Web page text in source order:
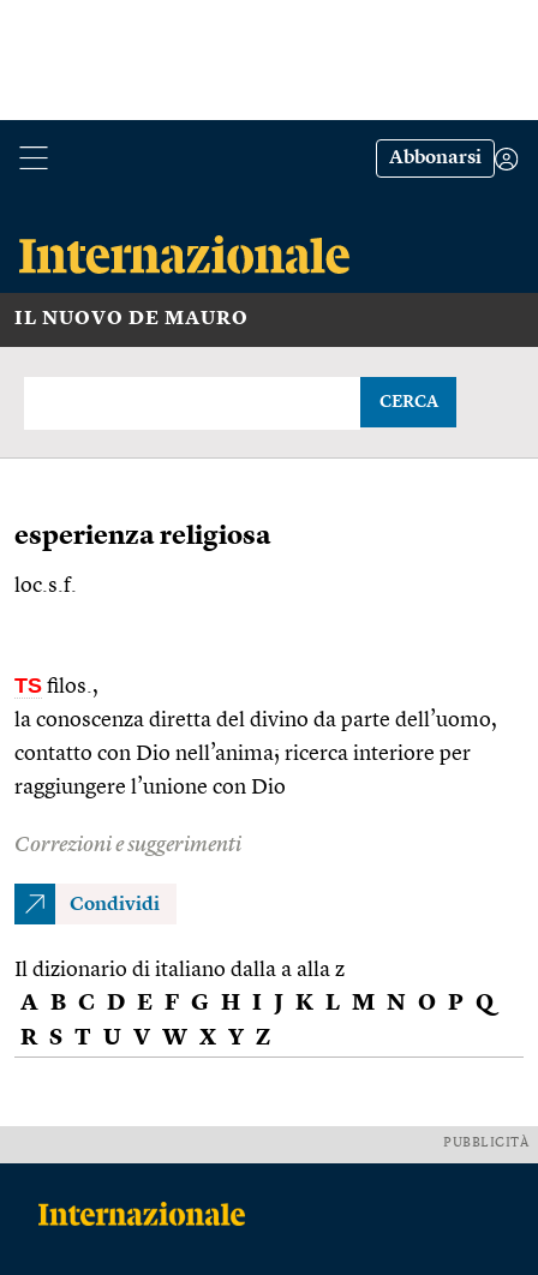
Abbonarsi
IL NUOVO DE MAURO
CERCA
esperienza religiosa
loc.s.f.
TS filos. ,
la conoscenza diretta del divino da parte dell’uomo,
contatto con Dio nell’anima; ricerca interiore per
raggiungere l’unione con Dio
Correzioni e suggerimenti
Condividi
Il dizionario di italiano dalla a alla z
A B C D E F G H I J K L M N O P Q
R S T U V W X Y Z
PUBBLICITÀ